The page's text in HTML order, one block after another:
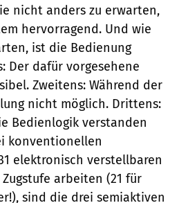
nicht anders zu erwarten,
hervorragend. Und wie
ist die Bedienung
Der dafür vorgesehene
Zweitens: Während der
nicht möglich. Drittens:
Bedienlogik verstanden
konventionellen
elektronisch verstellbaren
arbeiten (21 für
sind die drei semiaktiven